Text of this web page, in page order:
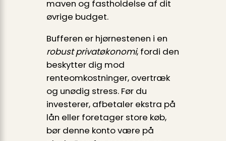
maven og fastholdelse af dit
øvrige budget.
Bufferen er hjørnestenen i en
robust privatøkonomi, fordi den
beskytter dig mod
renteomkostninger, overtræk
og unødig stress. Før du
investerer, afbetaler ekstra på
lån eller foretager store køb,
bør denne konto være på